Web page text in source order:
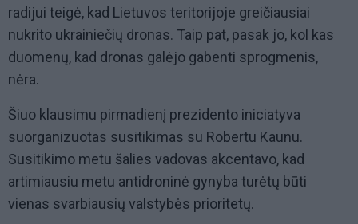
radijui teigė, kad Lietuvos teritorijoje greičiausiai
nukrito ukrainiečių dronas. Taip pat, pasak jo, kol kas
duomenų, kad dronas galėjo gabenti sprogmenis,
nėra.
Šiuo klausimu pirmadienį prezidento iniciatyva
suorganizuotas susitikimas su Robertu Kaunu.
Susitikimo metu šalies vadovas akcentavo, kad
artimiausiu metu antidroninė gynyba turėtų būti
vienas svarbiausių valstybės prioritetų.